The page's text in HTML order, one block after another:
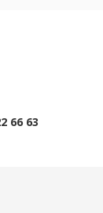
66 63